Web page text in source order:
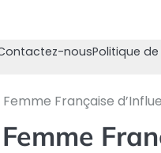
nousPolitique
Française